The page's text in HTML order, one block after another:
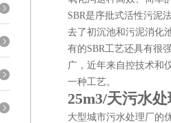
SBR是序批式活性污泥
去了初沉池和污泥消化
有的SBR工艺还具有很
广，近年来自控技术和
一种工艺。
25m3/天污水
大型城市污水处理厂的